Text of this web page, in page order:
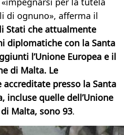
di ognuno», afferma il
Stati che attualmente
diplomatiche con la Santa
l’Unione Europea e il
di Malta. Le
presso la Santa
incluse quelle dell’Unione
Malta, sono 93.